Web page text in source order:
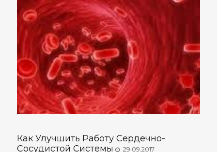
Как Улучшить Работу Сердечно-
Сосудистой Системы
29.09.2017